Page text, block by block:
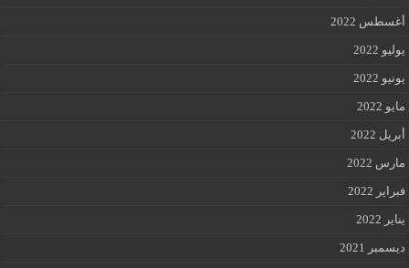
أغسطس 2022
يوليو 2022
يونيو 2022
مايو 2022
أبريل 2022
مارس 2022
فبراير 2022
يناير 2022
ديسمبر 2021